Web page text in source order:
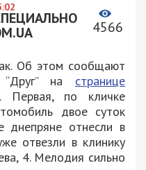
4566
Об этом сообщают
“Друг” на странице
Первая, по кличке
двое суток
днепряне отнесли в
отвезли в клинику
4. Мелодия сильно